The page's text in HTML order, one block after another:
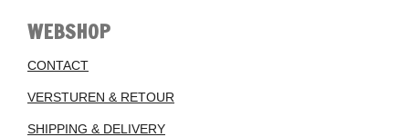
WEBSHOP
CONTACT
VERSTUREN & RETOUR
SHIPPING & DELIVERY